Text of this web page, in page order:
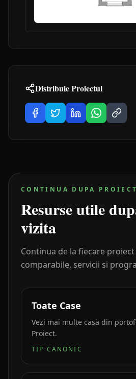
Distribuie Proiectul
CONTINUA DUPA PROIECT
Resurse utile
vizita
Continua de la fiecare
comparabile, servicii si
Toate Case
Vezi mai multe casă din
Proiect.
TIP CANONIC